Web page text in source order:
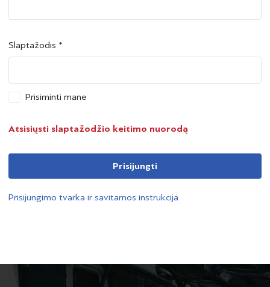
Asmens kodas *
Asmens kodas *
Slaptažodis *
Prisiminti mane
Atsisiųsti slaptažodžio keitimo nuorodą
Prisijungti
Prisijungimo tvarka ir savitarnos instrukcija